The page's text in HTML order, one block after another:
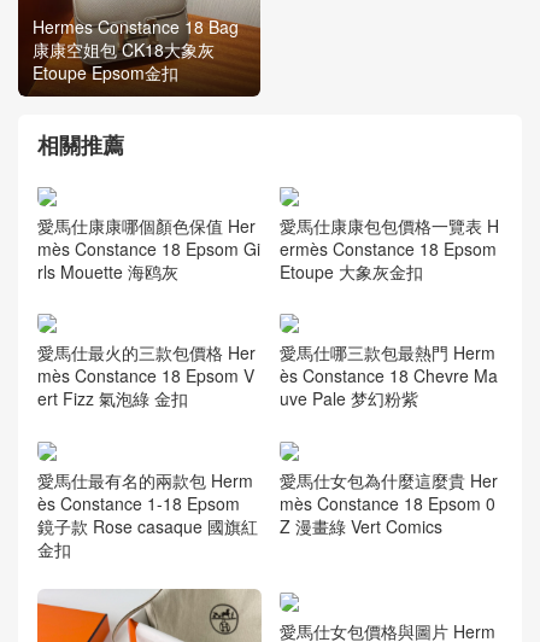
Hermes Constance 18 Bag
康康空姐包 CK18大象灰
Etoupe Epsom金扣
相關推薦
愛馬仕康康哪個顏色保值 Her
mès Constance 18 Epsom Gi
rls Mouette 海鸥灰
愛馬仕康康包包價格一覽表 H
ermès Constance 18 Epsom
Etoupe 大象灰金扣
愛馬仕最火的三款包價格 Her
mès Constance 18 Epsom V
ert Fizz 氣泡綠 金扣
愛馬仕哪三款包最熱門 Herm
ès Constance 18 Chevre Ma
uve Pale 梦幻粉紫
愛馬仕最有名的兩款包 Herm
ès Constance 1-18 Epsom
鏡子款 Rose casaque 國旗紅
金扣
愛馬仕女包為什麼這麼貴 Her
mès Constance 18 Epsom 0
Z 漫畫綠 Vert Comics
愛馬仕女包價格與圖片 Herm